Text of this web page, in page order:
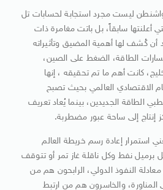
ليست مجرد استجابة لحسابات تل
أعلنتها سابقاً، بل باتت مغامرة ذات
أن كُشف لها أهمية المضيق وتأثيراته
الطاقة، الضغط على الصين،
كانت أهم ما تم تحقيقه ، إنها
الاقتصادي العالمي بحيث تصبح
الطاقة الجديدين، بينما يُعاد تعريف
إنتاج إلى ساحة عبور مضطربة.
استمرار إعادة رسم خريطة العالم
برميل نفط وكل ناقلة غاز تمر أو تتوقف
النفوذ الدولي، الرابحون هم من
المناورة، والخاسرون هم من ارتبط